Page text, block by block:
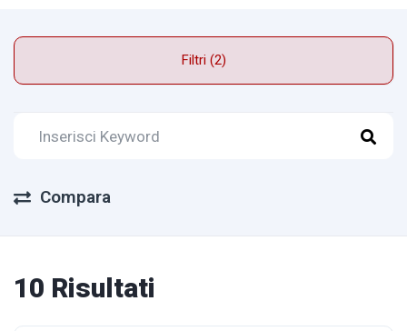
Filtri (2)
Compara
10 Risultati